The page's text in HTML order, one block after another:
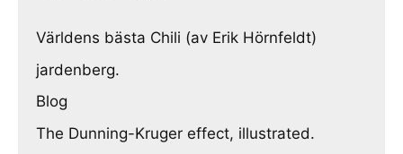
Världens bästa Chili (av Erik Hörnfeldt)
jardenberg.
Blog
The Dunning-Kruger effect, illustrated.